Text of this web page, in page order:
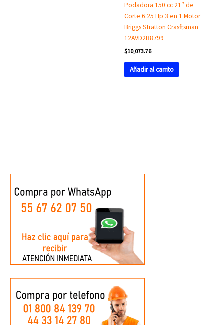
Podadora 150 cc 21″ de
Corte 6.25 Hp 3 en 1 Motor
Briggs Stratton Crasftsman
12AVD2B8799
$10,073.76
Añadir al carrito